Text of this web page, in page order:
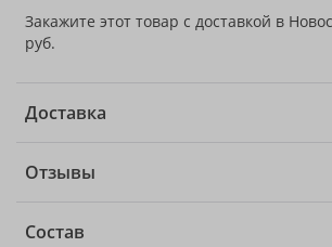
Закажите этот товар с доставкой в
руб.
Доставка
Отзывы
Состав